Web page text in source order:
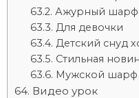
Ажурный шарф
Для девочки
Детский снуд
Стильная
Мужской шарф
Видео урок